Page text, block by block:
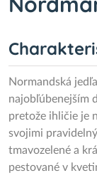
Normandská
najobľúbenejším
pretože ihličie je
svojimi
tmavozelené a
pestované v